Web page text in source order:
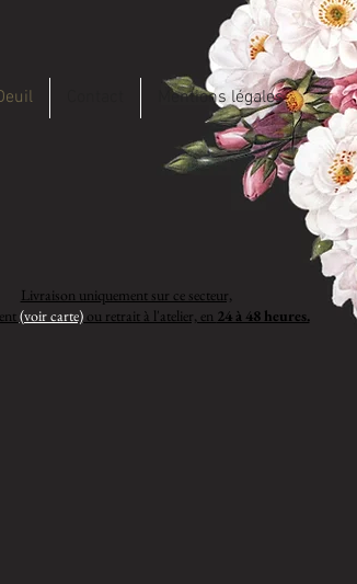
Mentions légales
Livraison uniquement sur ce secteur,
(voir carte)ou retrait à l'atelier, en 24 à 48 heures.